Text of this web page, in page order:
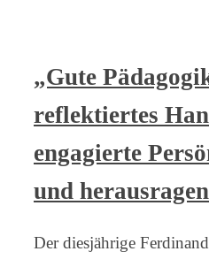
„Gute
reflektiertes
engagierte
und
Der diesjährige